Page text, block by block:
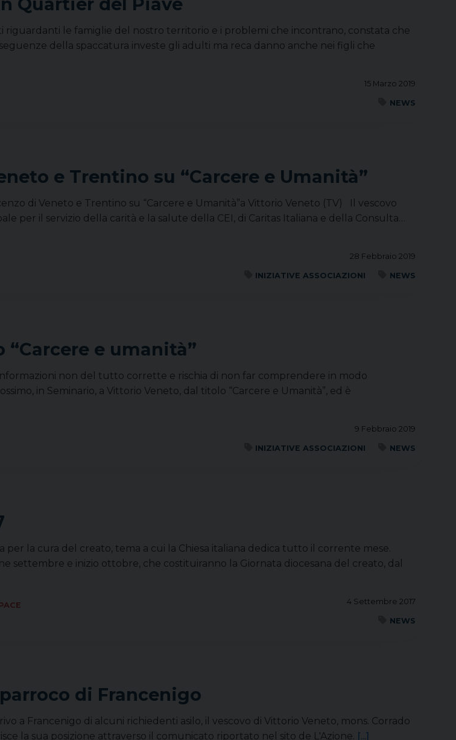
riguardanti le famiglie del nostro territorio e i problemi che incontrano, constata che
della spaccatura investe gli adulti ma reca danno anche nei figli che
15 Marzo 2019
NEWS
e Trentino su “Carcere e Umanità”
di Veneto e Trentino su “Carcere e Umanità”a Vittorio Veneto (TV) Il vescovo
per il servizio della carità e la salute della CEI, di Caritas Italiana e della Consulta…
28 Febbraio 2019
INIZIATIVE ASSOCIAZIONI
NEWS
e umanità”
non del tutto corrette e rischia di non far comprendere in modo
in Seminario, a Vittorio Veneto, dal titolo “Carcere e Umanità”, ed è
9 Febbraio 2019
INIZIATIVE ASSOCIAZIONI
NEWS
la cura del creato, tema a cui la Chiesa italiana dedica tutto il corrente mese.
settembre e inizio ottobre, che costituiranno la Giornata diocesana del creato, dal
4 Settembre 2017
NEWS
di Francenigo
a Francenigo di alcuni richiedenti asilo, il vescovo di Vittorio Veneto, mons. Corrado
la sua posizione attraverso il comunicato riportato nel sito de L'Azione. [...]